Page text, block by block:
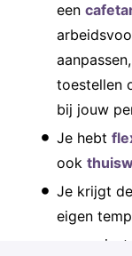
een
toestellen
bij jouw
Je hebt
ook
Je krijgt
eigen